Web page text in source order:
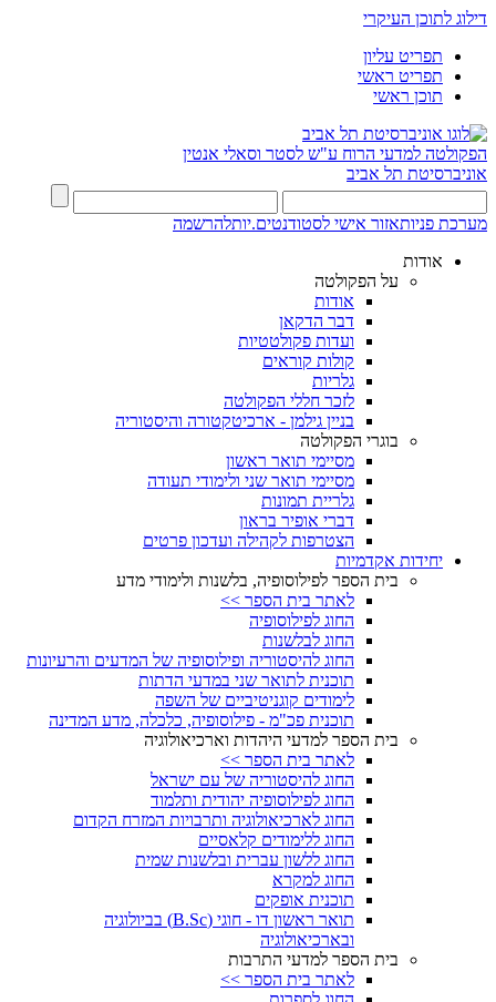
דילוג לתוכן העיקרי
תפריט עליון
תפריט ראשי
תוכן ראשי
הפקולטה למדעי הרוח ע"ש לסטר וסאלי אנטין
אוניברסיטת תל אביב
מערכת פניותאזור אישי לסטודנטים.יותלהרשמה
אודות
על הפקולטה
אודות
דבר הדקאן
ועדות פקולטטיות
קולות קוראים
גלריות
לזכר חללי הפקולטה
בניין גילמן - ארכיטקטורה והיסטוריה
בוגרי הפקולטה
מסיימי תואר ראשון
מסיימי תואר שני ולימודי תעודה
גלריית תמונות
דברי אופיר בראון
הצטרפות לקהילה ועדכון פרטים
יחידות אקדמיות
בית הספר לפילוסופיה, בלשנות ולימודי מדע
לאתר בית הספר >>
החוג לפילוסופיה
החוג לבלשנות
החוג להיסטוריה ופילוסופיה של המדעים והרעיונות
תוכנית לתואר שני במדעי הדתות
לימודים קוגניטיביים של השפה
תוכנית פכ"מ - פילוסופיה, כלכלה, מדע המדינה
בית הספר למדעי היהדות וארכיאולוגיה
לאתר בית הספר >>
החוג להיסטוריה של עם ישראל
החוג לפילוסופיה יהודית ותלמוד
החוג לארכיאולוגיה ותרבויות המזרח הקדום
החוג ללימודים קלאסיים
החוג ללשון עברית ובלשנות שמית
החוג למקרא
תוכנית אופקים
תואר ראשון דו - חוגי (B.Sc) בביולוגיה
ובארכיאולוגיה
בית הספר למדעי התרבות
לאתר בית הספר >>